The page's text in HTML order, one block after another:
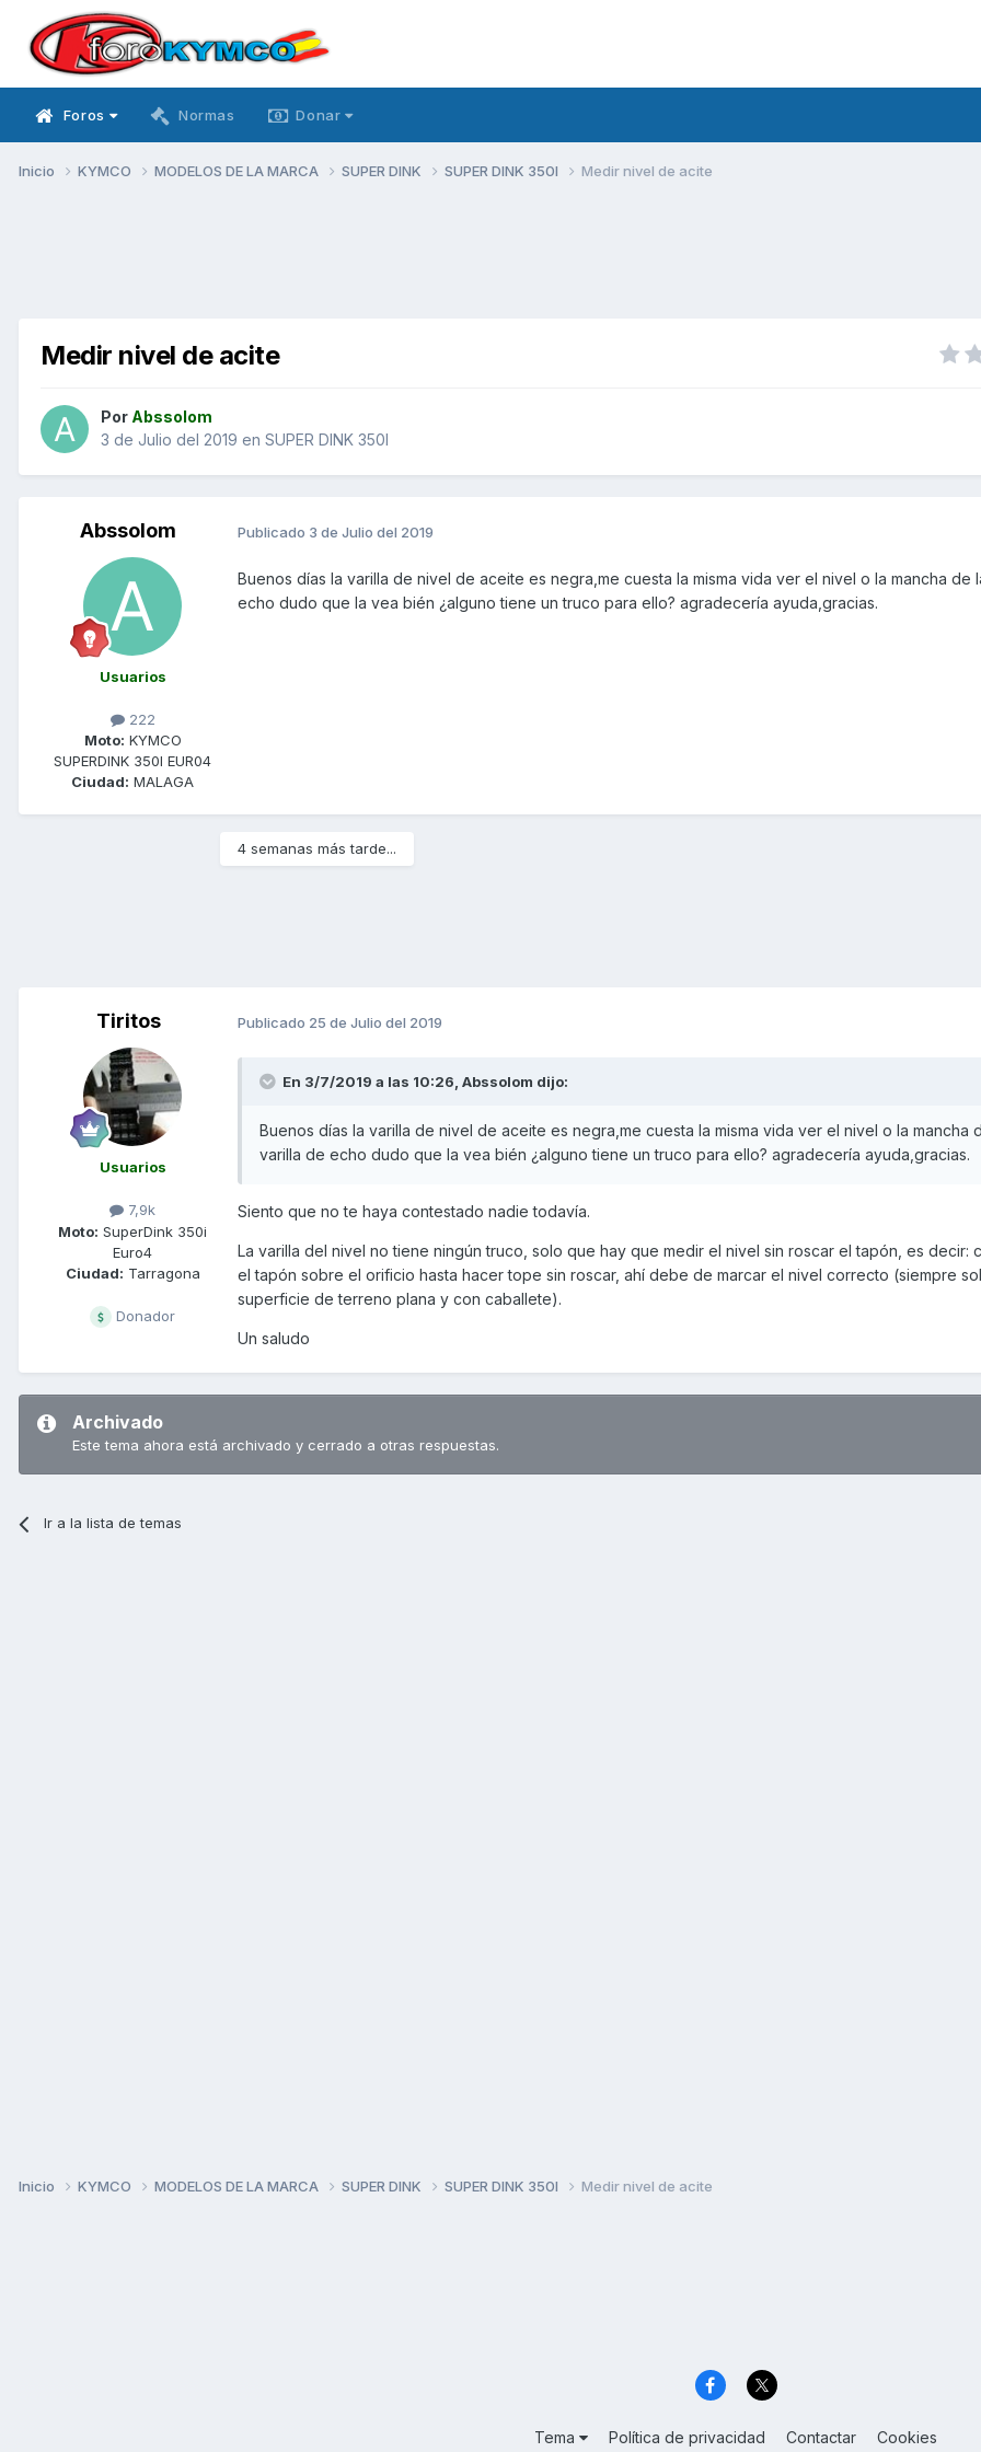
Foros Normas Donar
Inicio KYMCO MODELOS DE LA MARCA SUPER DINK SUPER DINK 350I Medir nivel de acite
Medir nivel de acite
Por Abssolom
3 de Julio del 2019 en SUPER DINK 350I
Abssolom
Usuarios
222
Moto: KYMCO
SUPERDINK 350I EUR04
Ciudad: MALAGA
Publicado 3 de Julio del 2019
Buenos días la varilla de nivel de aceite es negra,me cuesta la misma vida ver el nivel o la mancha de
echo dudo que la vea bién ¿alguno tiene un truco para ello? agradecería ayuda,gracias.
4 semanas más tarde...
Tiritos
Usuarios
7,9k
Moto: SuperDink 350i
Euro4
Ciudad: Tarragona
Donador
Publicado 25 de Julio del 2019
En 3/7/2019 a las 10:26, Abssolom dijo:
Buenos días la varilla de nivel de aceite es negra,me cuesta la misma vida ver el nivel o la mancha
varilla de echo dudo que la vea bién ¿alguno tiene un truco para ello? agradecería ayuda,gracias.
Siento que no te haya contestado nadie todavía.
La varilla del nivel no tiene ningún truco, solo que hay que medir el nivel sin roscar el tapón, es decir:
el tapón sobre el orificio hasta hacer tope sin roscar, ahí debe de marcar el nivel correcto (siempre
superficie de terreno plana y con caballete).
Un saludo
Archivado
Este tema ahora está archivado y cerrado a otras respuestas.
Ir a la lista de temas
Inicio KYMCO MODELOS DE LA MARCA SUPER DINK SUPER DINK 350I Medir nivel de acite
Tema Política de privacidad Contactar Cookies